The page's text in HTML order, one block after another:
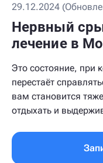
29.12.2024
Нервный
лечение в
Это состояние, при
перестаёт
вам становится
отдыхать и